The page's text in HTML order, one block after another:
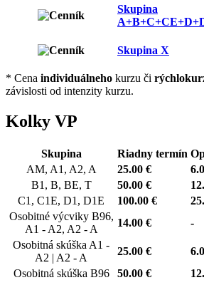
Skupina
Skupina X
* Cena individuálneho kurzu či
závislosti od intenzity kurzu.
Kolky VP
Skupina Riadny termín
AM, A1, A2, A
25.00 €
B1, B, BE, T
50.00 €
C1, C1E, D1, D1E
100.00 €
Osobitné výcviky B96,
A1 - A2, A2 - A
14.00 €
-
Osobitná skúška A1 -
A2 | A2 - A
25.00 €
Osobitná skúška B96
50.00 €